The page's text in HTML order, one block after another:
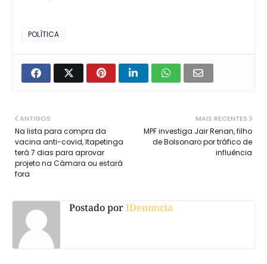
POLÍTICA
MAIS RECENTES
MPF investiga Jair Renan, filho
de Bolsonaro por tráfico de
influência
ANTIGOS
Na lista para compra da
vacina anti-covid, Itapetinga
terá 7 dias para aprovar
projeto na Câmara ou estará
fora
Postado porIDenuncia